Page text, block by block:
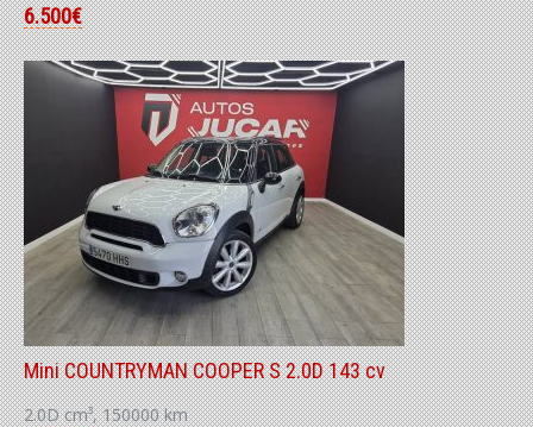
6.500€
Mini COUNTRYMAN COOPER S 2.0D 143 cv
2.0D cm³, 150000 km